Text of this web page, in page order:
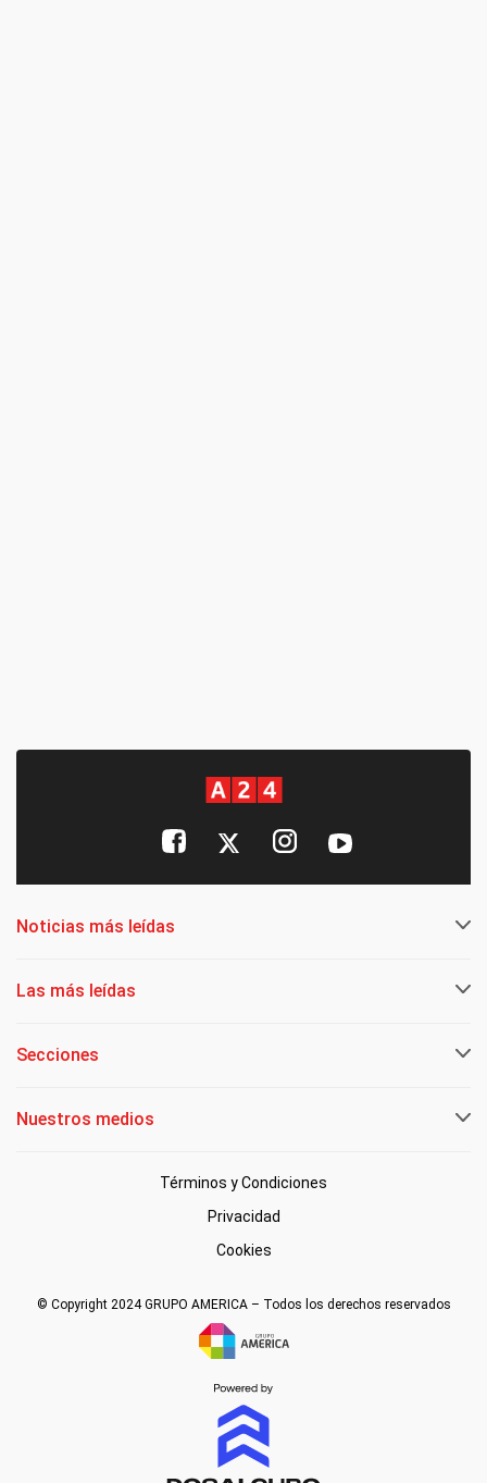
Noticias más leídas
Las más leídas
Secciones
Nuestros medios
Términos y Condiciones
Privacidad
Cookies
© Copyright 2024 GRUPO AMERICA – Todos los derechos reservados